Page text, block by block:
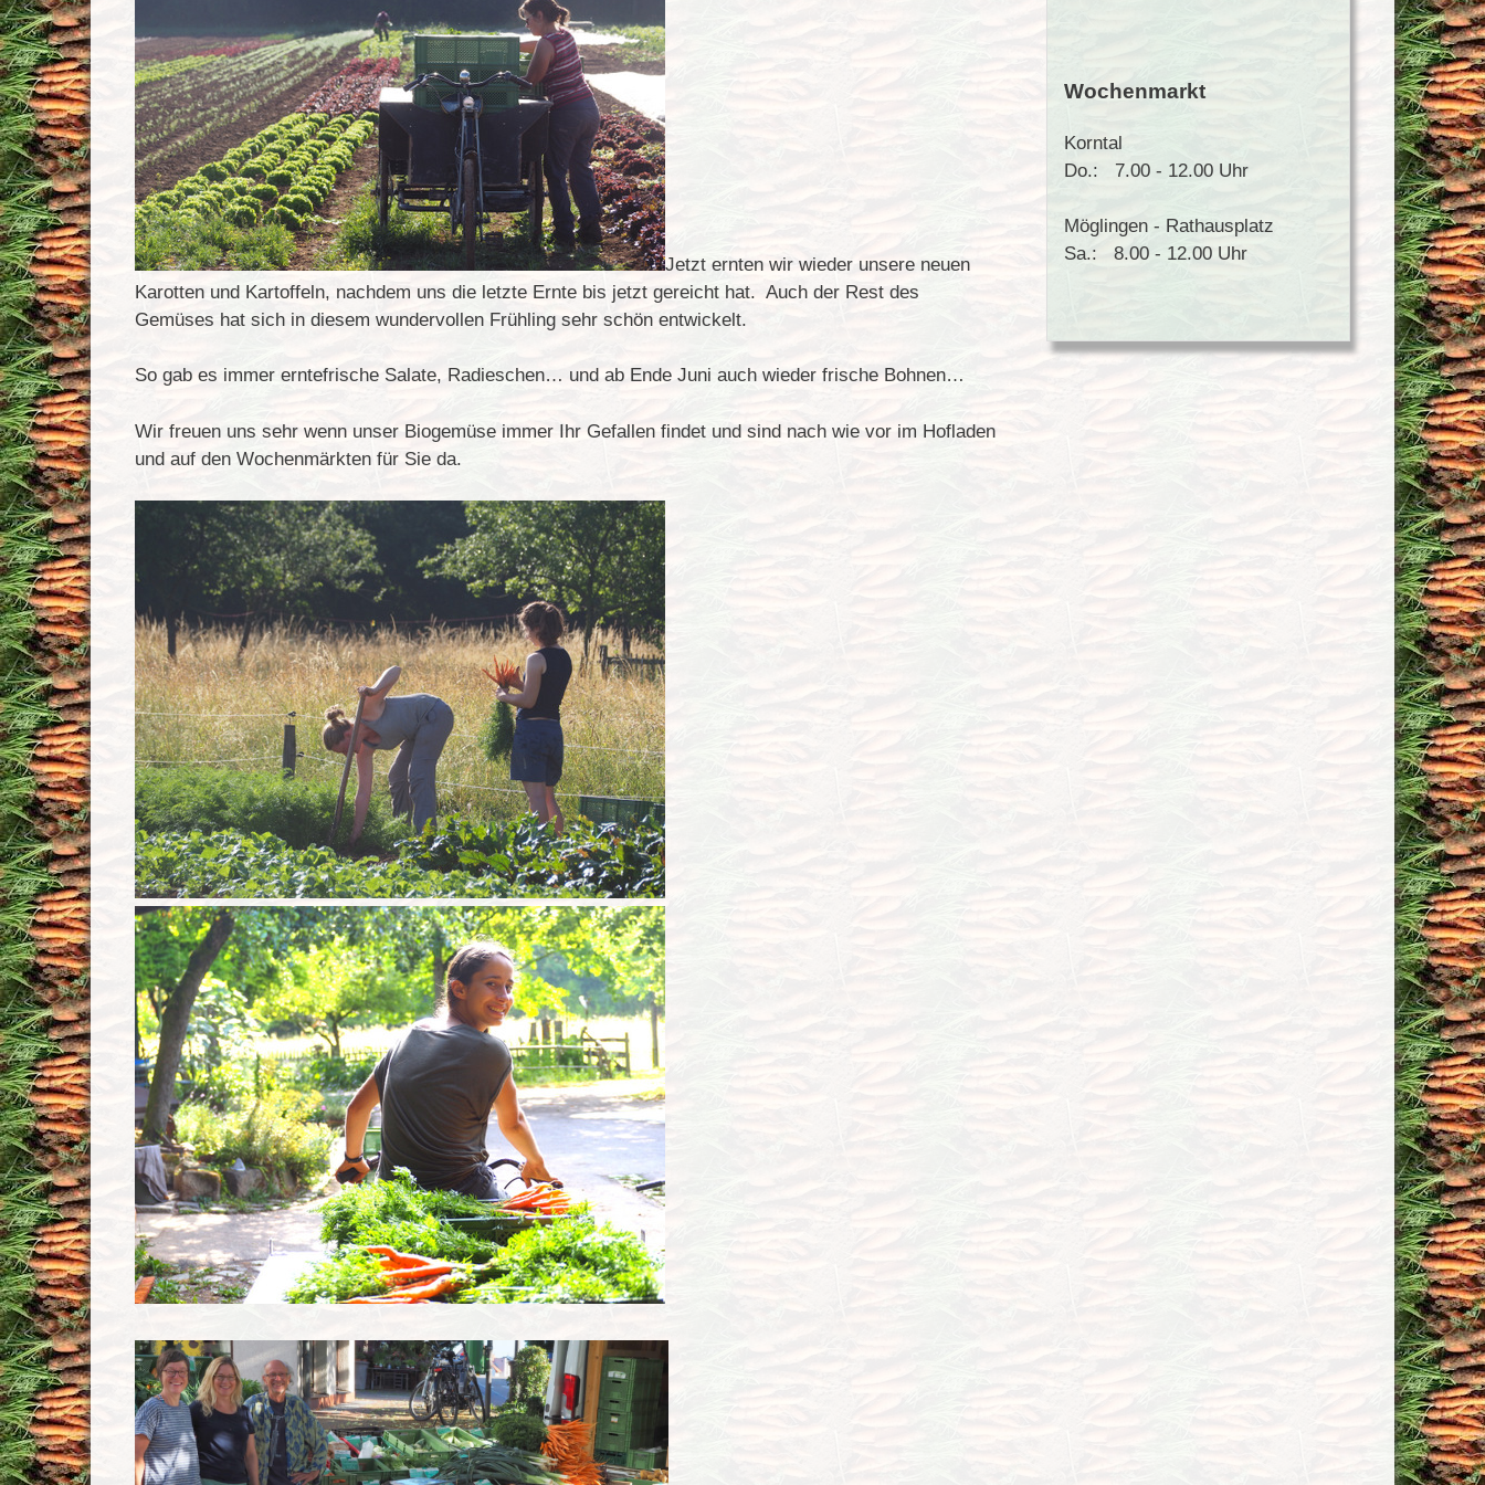
Jetzt ernten wir wieder unsere neuen
Karotten und Kartoffeln, nachdem uns die letzte Ernte bis jetzt gereicht hat. Auch der Rest des
Gemüses hat sich in diesem wundervollen Frühling sehr schön entwickelt.
So gab es immer erntefrische Salate, Radieschen… und ab Ende Juni auch wieder frische Bohnen…
Wir freuen uns sehr wenn unser Biogemüse immer Ihr Gefallen findet und sind nach wie vor im Hofladen
und auf den Wochenmärkten für Sie da.
Wochenmarkt
Korntal
Do.: 7.00 - 12.00 Uhr
Möglingen - Rathausplatz
Sa.: 8.00 - 12.00 Uhr